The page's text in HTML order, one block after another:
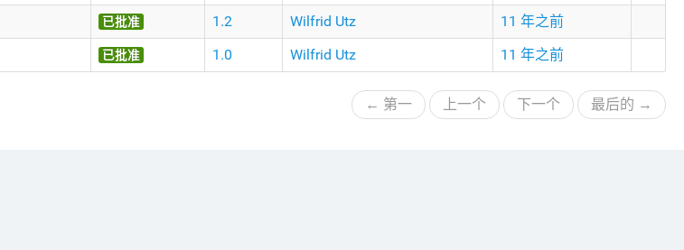
已批准 1.2 Wilfrid Utz
11 年之前
已批准 1.0 Wilfrid Utz 11 年之前
← 第一 上一个 下一个 最后的 →